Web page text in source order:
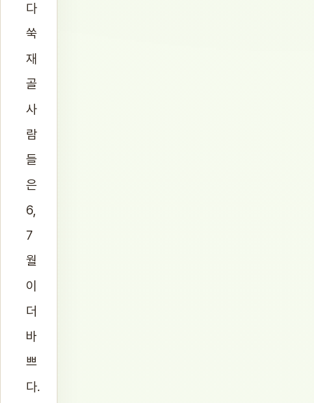
다
쑥
재
골
사
람
들
은
6,
7
월
이
더
바
쁘
다.